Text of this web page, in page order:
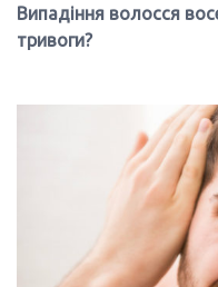
Випадіння волосся
тривоги?